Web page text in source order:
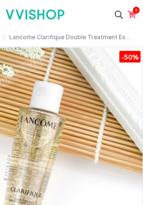
0
Lancome Clarifique Double Treatment Essence
-50%